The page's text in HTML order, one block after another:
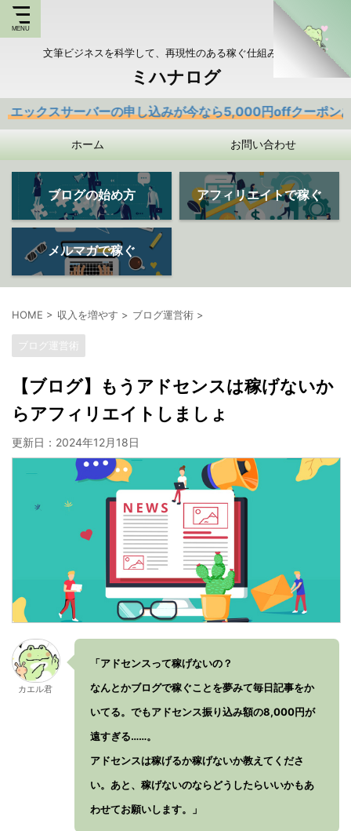
文筆ビジネスを科学して、再現性のある稼ぐ仕組みを持つ
ミハナログ
ーバーの申し込みが今なら5,000円offクーポンあり
ホーム お問い合わせ
ブログの始め方 アフィリエイトで稼ぐ
メルマガで稼ぐ
HOME > 収入を増やす > ブログ運営術 >
ブログ運営術
【ブログ】もうアドセンスは稼げないか
らアフィリエイトしましょ
更新日： 2024年12月18日
カエル君
「アドセンスって稼げないの？
なんとかブログで稼ぐことを夢みて毎日記事をか
いてる。でもアドセンス振り込み額の8,000円が
遠すぎる……。
アドセンスは稼げるか稼げないか教えてくださ
い。あと、稼げないのならどうしたらいいかもあ
わせてお願いします。」